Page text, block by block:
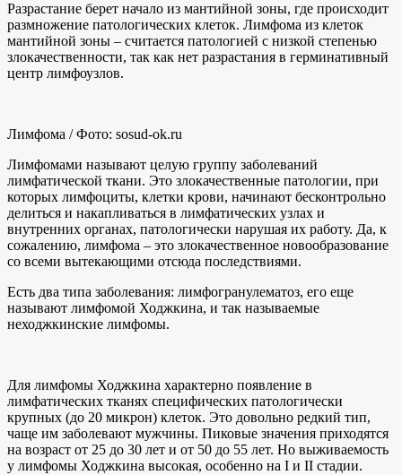
Разрастание берет начало из мантийной зоны, где происходит
размножение патологических клеток. Лимфома из клеток
мантийной зоны – считается патологией с низкой степенью
злокачественности, так как нет разрастания в герминативный
центр лимфоузлов.
Лимфома / Фото: sosud-ok.ru
Лимфомами называют целую группу заболеваний
лимфатической ткани. Это злокачественные патологии, при
которых лимфоциты, клетки крови, начинают бесконтрольно
делиться и накапливаться в лимфатических узлах и
внутренних органах, патологически нарушая их работу. Да, к
сожалению, лимфома – это злокачественное новообразование
со всеми вытекающими отсюда последствиями.
Есть два типа заболевания: лимфогранулематоз, его еще
называют лимфомой Ходжкина, и так называемые
неходжкинские лимфомы.
Для лимфомы Ходжкина характерно появление в
лимфатических тканях специфических патологически
крупных (до 20 микрон) клеток. Это довольно редкий тип,
чаще им заболевают мужчины. Пиковые значения приходятся
на возраст от 25 до 30 лет и от 50 до 55 лет. Но выживаемость
у лимфомы Ходжкина высокая, особенно на I и II стадии.